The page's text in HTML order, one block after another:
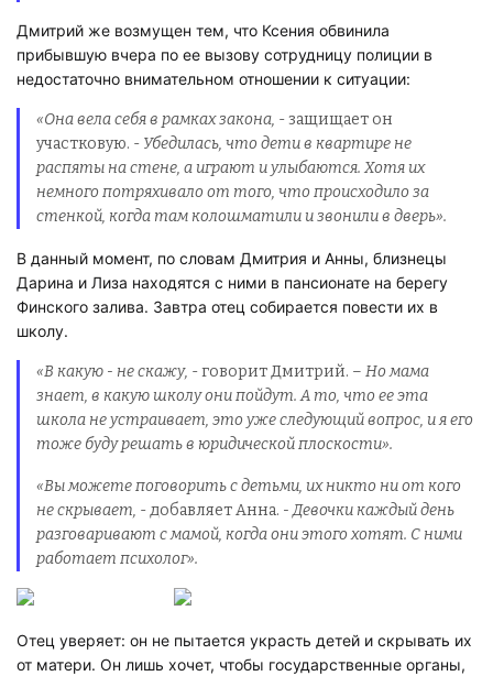
Дмитрий же возмущен тем, что Ксения обвинила
прибывшую вчера по ее вызову сотрудницу полиции в
недостаточно внимательном отношении к ситуации:
«Она вела себя в рамках закона, - защищает он
участковую. - Убедилась, что дети в квартире не
распяты на стене, а играют и улыбаются. Хотя их
немного потряхивало от того, что происходило за
стенкой, когда там колошматили и звонили в дверь».
В данный момент, по словам Дмитрия и Анны, близнецы
Дарина и Лиза находятся с ними в пансионате на берегу
Финского залива. Завтра отец собирается повести их в
школу.
«В какую - не скажу, - говорит Дмитрий. – Но мама
знает, в какую школу они пойдут. А то, что ее эта
школа не устраивает, это уже следующий вопрос, и я его
тоже буду решать в юридической плоскости».
«Вы можете поговорить с детьми, их никто ни от кого
не скрывает, - добавляет Анна. - Девочки каждый день
разговаривают с мамой, когда они этого хотят. С ними
работает психолог».
Отец уверяет: он не пытается украсть детей и скрывать их
от матери. Он лишь хочет, чтобы государственные органы,